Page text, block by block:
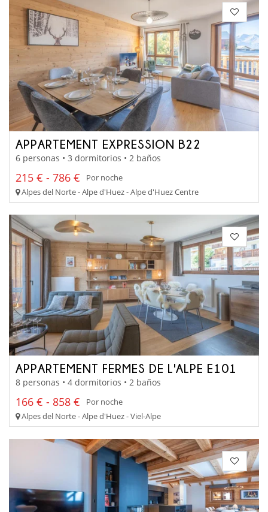
APPARTEMENT EXPRESSION B22
6 personas • 3 dormitorios • 2 baños
215 € - 786 €
Por noche
Alpes del Norte - Alpe d'Huez - Alpe d'Huez Centre
APPARTEMENT FERMES DE L'ALPE E101
8 personas • 4 dormitorios • 2 baños
166 € - 858 €
Por noche
Alpes del Norte - Alpe d'Huez - Viel-Alpe